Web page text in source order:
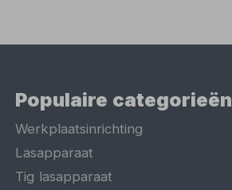
Populaire categorieën
Werkplaatsinrichting
Lasapparaat
Tig lasapparaat